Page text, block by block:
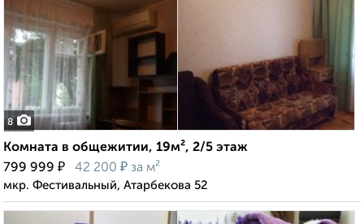
8
Комната в общежитии, 19м², 2/5 этаж
799 999 ₽ 42 200 ₽ за м²
мкр. Фестивальный, Атарбекова 52